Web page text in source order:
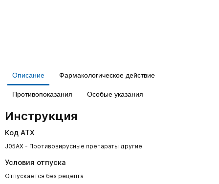
Описание Фармакологическое действие
Противопоказания Особые указания
Инструкция
Код АТХ
J05AX - Противовирусные препараты другие
Условия отпуска
Отпускается без рецепта